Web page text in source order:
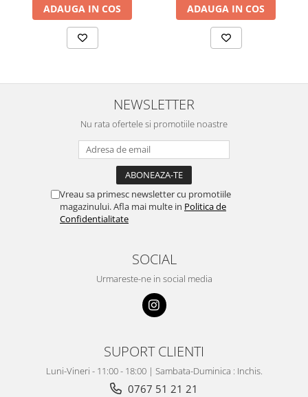
ADAUGA IN COS ADAUGA IN COS
NEWSLETTER
Nu rata ofertele si promotiile noastre
Vreau sa primesc newsletter cu promotiile
magazinului. Afla mai multe in Politica de
Confidentialitate
SOCIAL
Urmareste-ne in social media
SUPORT CLIENTI
Luni-Vineri - 11:00 - 18:00 | Sambata-Duminica : Inchis.
0767 51 21 21